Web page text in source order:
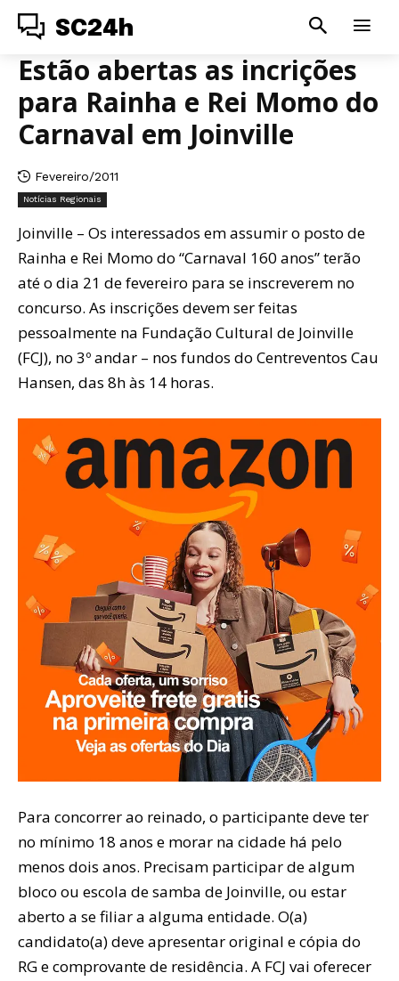
SC24h
Estão abertas as incrições
para Rainha e Rei Momo do
Carnaval em Joinville
Fevereiro/2011
Notícias Regionais
Joinville – Os interessados em assumir o posto de
Rainha e Rei Momo do “Carnaval 160 anos” terão
até o dia 21 de fevereiro para se inscreverem no
concurso. As inscrições devem ser feitas
pessoalmente na Fundação Cultural de Joinville
(FCJ), no 3º andar – nos fundos do Centreventos Cau
Hansen, das 8h às 14 horas.
Para concorrer ao reinado, o participante deve ter
no mínimo 18 anos e morar na cidade há pelo
menos dois anos. Precisam participar de algum
bloco ou escola de samba de Joinville, ou estar
aberto a se filiar a alguma entidade. O(a)
candidato(a) deve apresentar original e cópia do
RG e comprovante de residência. A FCJ vai oferecer